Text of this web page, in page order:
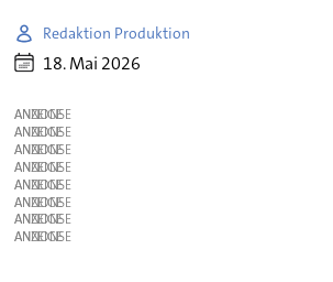
Redaktion Produktion
18. Mai 2026
ANZEIGE
ANZEIGE
ANZEIGE
ANZEIGE
ANZEIGE
ANZEIGE
ANZEIGE
ANZEIGE